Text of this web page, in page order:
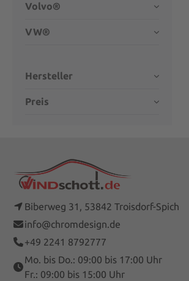
Volvo®
VW®
Hersteller
Preis
Biberweg 31, 53842 Troisdorf-Spich
info@chromdesign.de
+49 2241 8792777
Mo. bis Do.: 09:00 bis 17:00 Uhr
Fr.: 09:00 bis 15:00 Uhr